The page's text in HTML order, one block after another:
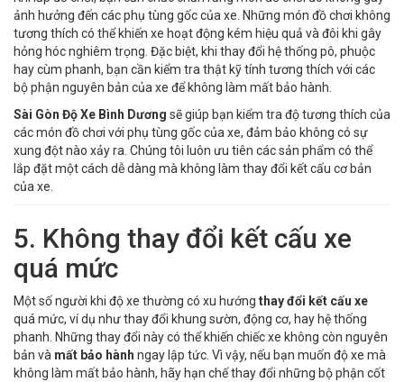
ảnh hưởng đến các phụ tùng gốc của xe. Những món đồ chơi không
tương thích có thể khiến xe hoạt động kém hiệu quả và đôi khi gây
hỏng hóc nghiêm trọng. Đặc biệt, khi thay đổi hệ thống pô, phuộc
hay cùm phanh, bạn cần kiểm tra thật kỹ tính tương thích với các
bộ phận nguyên bản của xe để không làm mất bảo hành.
Sài Gòn Độ Xe Bình Dương sẽ giúp bạn kiểm tra độ tương thích của
các món đồ chơi với phụ tùng gốc của xe, đảm bảo không có sự
xung đột nào xảy ra. Chúng tôi luôn ưu tiên các sản phẩm có thể
lắp đặt một cách dễ dàng mà không làm thay đổi kết cấu cơ bản
của xe.
5. Không thay đổi kết cấu xe
quá mức
Một số người khi độ xe thường có xu hướng thay đổi kết cấu xe
quá mức, ví dụ như thay đổi khung sườn, động cơ, hay hệ thống
phanh. Những thay đổi này có thể khiến chiếc xe không còn nguyên
bản và mất bảo hành ngay lập tức. Vì vậy, nếu bạn muốn độ xe mà
không làm mất bảo hành, hãy hạn chế thay đổi những bộ phận cốt